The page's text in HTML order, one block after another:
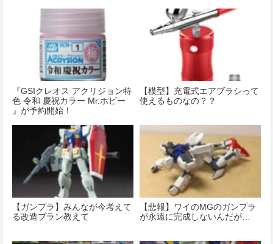
『GSIクレオス アクリジョン特
色 令和 慶祝カラー Mr.ホビー
』が予約開始！
【模型】充電式エアブラシって
使えるものなの？？
【ガンプラ】みんなが今考えて
る改造プラン教えて
【悲報】ワイのMGのガンプラ
が永遠に完成しないんだが…